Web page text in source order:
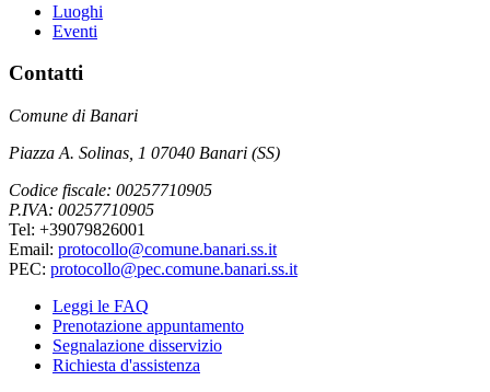
Luoghi
Eventi
Contatti
Comune di Banari
Piazza A. Solinas, 1 07040 Banari (SS)
Codice fiscale: 00257710905
P.IVA: 00257710905
Tel: +39079826001
Email: protocollo@comune.banari.ss.it
PEC: protocollo@pec.comune.banari.ss.it
Leggi le FAQ
Prenotazione appuntamento
Segnalazione disservizio
Richiesta d'assistenza